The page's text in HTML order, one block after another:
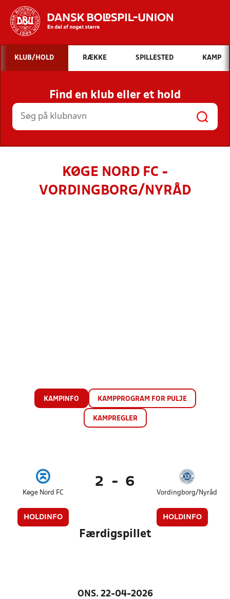
Hvad vil du søge efter?
INDHOLD OG NYHEDER
STILLINGER, RESULTATER, KLUBBER OG
HOLD
KLUB/HOLD RÆKKE SPILLESTED KAMP
Find en klub eller et hold
KØGE NORD FC -
VORDINGBORG/NYRÅD
KAMPINFO KAMPPROGRAM FOR PULJE
KAMPREGLER
Køge Nord FC
HOLDINFO
2 - 6
Vordingborg/Nyråd
HOLDINFO
Færdigspillet
ONS. 22-04-2026